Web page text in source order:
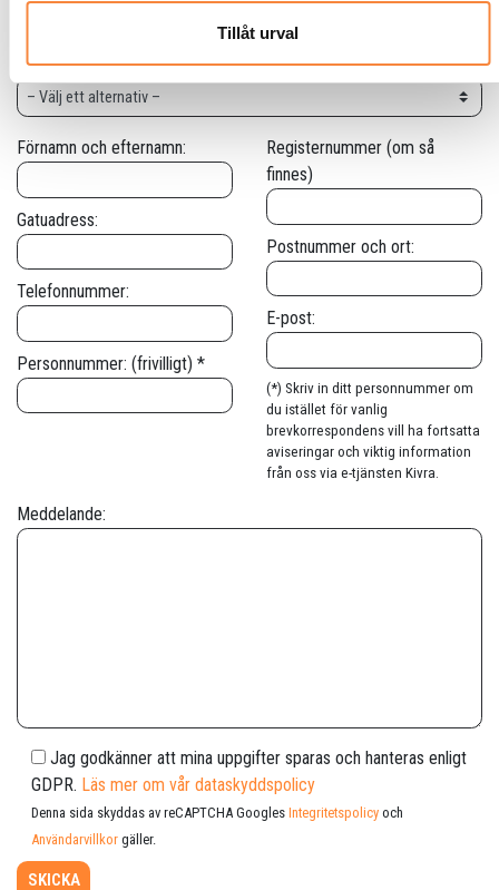
Tillåt urval
Mitt ärende gäller
Förnamn och efternamn:
Gatuadress:
Telefonnummer:
Personnummer: (frivilligt) *
Registernummer (om så
finnes)
Postnummer och ort:
E-post:
(*) Skriv in ditt personnummer om
du istället för vanlig
brevkorrespondens vill ha fortsatta
aviseringar och viktig information
från oss via e-tjänsten Kivra.
Meddelande:
Jag godkänner att mina uppgifter sparas och hanteras enligt
GDPR. Läs mer om vår dataskyddspolicy
Denna sida skyddas av reCAPTCHA GooglesIntegritetspolicy och
Användarvillkor gäller.